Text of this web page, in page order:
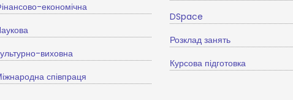
економічна
виховна
співпраця
DSpace
Розклад занять
Курсова підготовка